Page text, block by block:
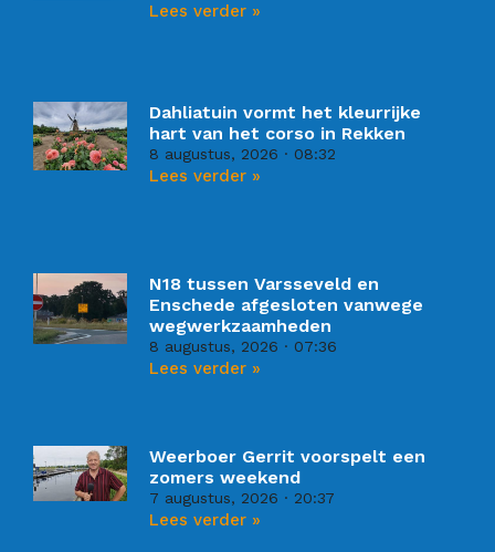
Lees verder »
Dahliatuin vormt het kleurrijke
hart van het corso in Rekken
8 augustus, 2026 08:32
Lees verder »
N18 tussen Varsseveld en
Enschede afgesloten vanwege
wegwerkzaamheden
8 augustus, 2026 07:36
Lees verder »
Weerboer Gerrit voorspelt een
zomers weekend
7 augustus, 2026 20:37
Lees verder »